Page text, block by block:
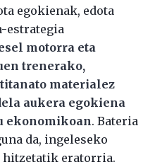
egokienak, edota
estrategia
motorra eta
trenerako,
materialez
aukera egokiena
ekonomikoan. Bateria
da, ingeleseko
hitzetatik eratorria.